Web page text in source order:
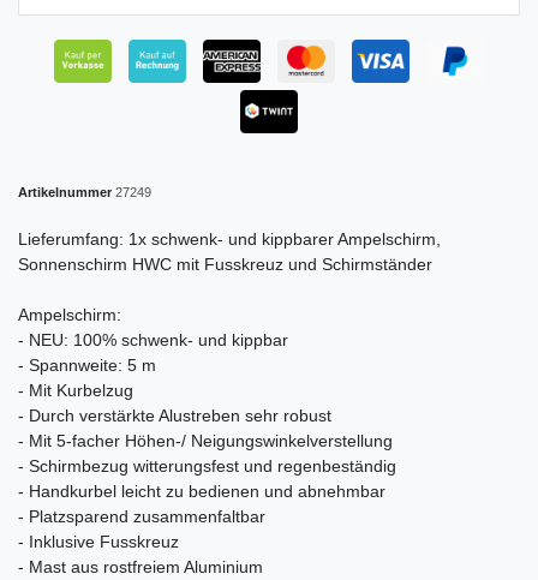
Artikelnummer 27249
Lieferumfang: 1x schwenk- und kippbarer Ampelschirm,
Sonnenschirm HWC mit Fusskreuz und Schirmständer
Ampelschirm:
- NEU: 100% schwenk- und kippbar
- Spannweite: 5 m
- Mit Kurbelzug
- Durch verstärkte Alustreben sehr robust
- Mit 5-facher Höhen-/ Neigungswinkelverstellung
- Schirmbezug witterungsfest und regenbeständig
- Handkurbel leicht zu bedienen und abnehmbar
- Platzsparend zusammenfaltbar
- Inklusive Fusskreuz
- Mast aus rostfreiem Aluminium